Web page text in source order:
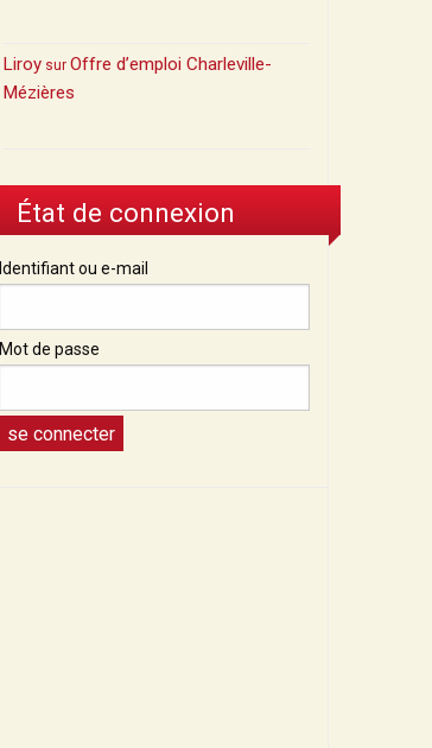
Liroy surOffre d’emploi Charleville-
Mézières
État de connexion
Identifiant ou e-mail
Mot de passe